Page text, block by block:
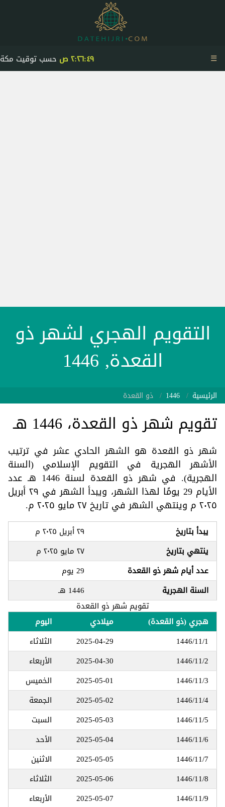
٢:٢٦:٥٠ ص حسب توقيت مكة ☰
التقويم الهجري لشهر ذو
القعدة, 1446
الرئيسية 1446 ذو القعدة
تقويم شهر ذو القعدة، 1446 هـ
شهر ذو القعدة هو الشهر الحادي عشر في ترتيب
الأشهر الهجرية في التقويم الإسلامي (السنة
الهجرية). في شهر ذو القعدة لسنة 1446 هـ عدد
الأيام 29 يومًا لهذا الشهر، ويبدأ الشهر في ٢٩ أبريل
٢٠٢٥ م وينتهي الشهر في تاريخ ٢٧ مايو ٢٠٢٥ م.
يبدأ بتاريخ
٢٩ أبريل ٢٠٢٥ م
ينتهي بتاريخ
٢٧ مايو ٢٠٢٥ م
عدد أيام شهر ذو القعدة
29 يوم
السنة الهجرية
1446 هـ
تقويم شهر ذو القعدة
هجري (ذو القعدة)
ميلادي
اليوم
1446/11/1
2025-04-29
الثلاثاء
1446/11/2
2025-04-30
الأربعاء
1446/11/3
2025-05-01
الخميس
1446/11/4
2025-05-02
الجمعة
1446/11/5
2025-05-03
السبت
1446/11/6
2025-05-04
الأحد
1446/11/7
2025-05-05
الاثنين
1446/11/8
2025-05-06
الثلاثاء
1446/11/9
2025-05-07
الأربعاء